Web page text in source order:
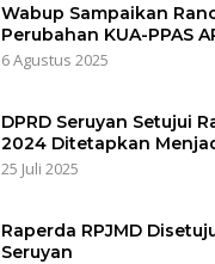
Wabup Sampaikan
Perubahan KUA-PPAS
6 Agustus 2025
DPRD Seruyan Setujui
2024 Ditetapkan
25 Juli 2025
Raperda RPJMD
Seruyan